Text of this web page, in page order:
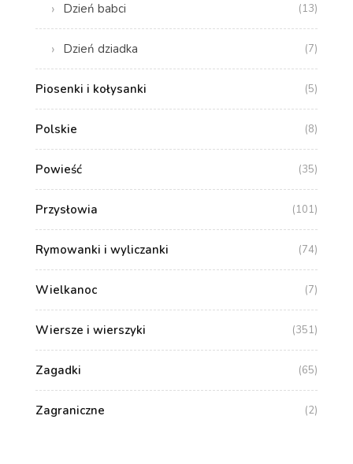
Dzień babci (13)
Dzień dziadka (7)
Piosenki i kołysanki (5)
Polskie (8)
Powieść (35)
Przysłowia (101)
Rymowanki i wyliczanki (74)
Wielkanoc (7)
Wiersze i wierszyki (351)
Zagadki (65)
Zagraniczne (2)